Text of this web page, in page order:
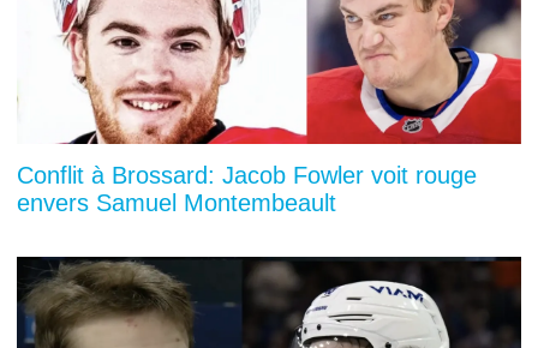
Conflit à Brossard: Jacob Fowler voit rouge
envers Samuel Montembeault